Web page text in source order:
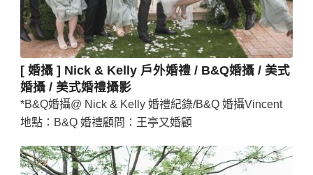
[ 婚攝 ] Nick & Kelly 戶外婚禮 / B&Q婚攝 / 美式
婚攝 / 美式婚禮攝影
*B&Q婚攝@ Nick & Kelly 婚禮紀錄/B&Q 婚攝Vincent
地點：B&Q 婚禮顧問：王亭又婚顧